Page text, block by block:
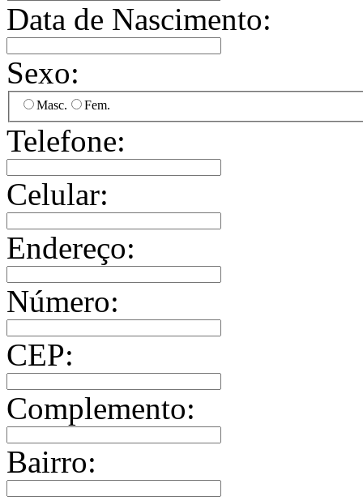
Data de Nascimento:
Sexo:
Masc. Fem.
Telefone:
Celular:
Endereço:
Número:
CEP:
Complemento:
Bairro: